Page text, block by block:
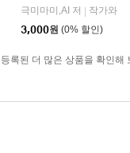
극미마미,AI 저
작가와
3,000원 (0% 할인)
록된 더 많은 상품을 확인해